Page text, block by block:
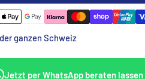
ganzen Schweiz
Jetzt per WhatsApp beraten lassen